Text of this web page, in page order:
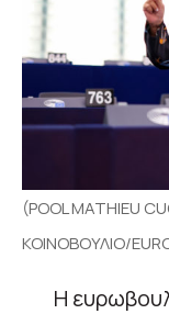
(POOL MATHIEU
ΚΟΙΝΟΒΟΥΛΙΟ/
Η